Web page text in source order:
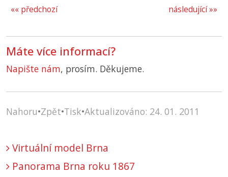
následující »»
«« předchozí
Máte více informací?
Napište nám, prosím. Děkujeme.
Nahoru•Zpět•Tisk•Aktualizováno: 24. 01. 2011
Virtuální model Brna
Panorama Brna roku 1867